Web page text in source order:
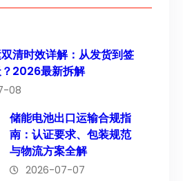
清时效详解：从发货到签
2026最新拆解
08
储能电池出口运输合规指
南：认证要求、包装规范
与物流方案全解
2026-07-07